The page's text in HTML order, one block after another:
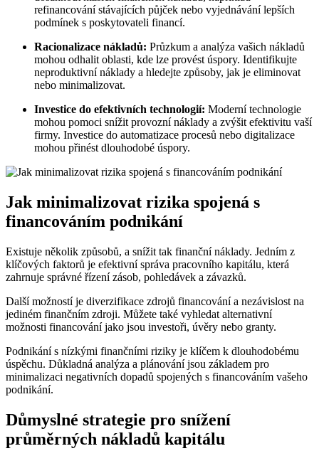
refinancování stávajících půjček nebo vyjednávání lepších
podmínek s poskytovateli financí.
Racionalizace nákladů: Průzkum a analýza vašich nákladů
mohou odhalit oblasti, kde lze provést úspory. Identifikujte
neproduktivní náklady a hledejte způsoby, jak je eliminovat
nebo minimalizovat.
Investice do efektivních technologií: Moderní technologie
mohou pomoci snížit provozní náklady a zvýšit efektivitu vaší
firmy. Investice do automatizace procesů nebo digitalizace
mohou přinést dlouhodobé úspory.
Jak minimalizovat rizika spojená s
financováním podnikání
Existuje několik způsobů, a snížit tak finanční náklady. Jedním z
klíčových faktorů je efektivní správa pracovního kapitálu, která
zahrnuje správné řízení zásob, pohledávek a závazků.
Další možností je diverzifikace zdrojů financování a nezávislost na
jediném finančním zdroji. Můžete také vyhledat alternativní
možnosti financování jako jsou investoři, úvěry nebo granty.
Podnikání s nízkými finančními riziky je klíčem k dlouhodobému
úspěchu. Důkladná analýza a plánování jsou základem pro
minimalizaci negativních dopadů spojených s financováním vašeho
podnikání.
Důmyslné strategie pro snížení
průměrných nákladů kapitálu